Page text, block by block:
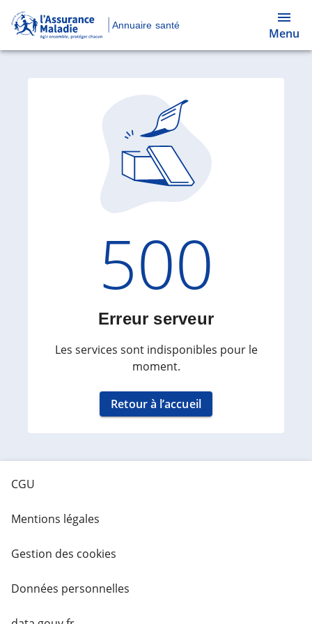
Annuaire santé
Menu
Code
500
Erreur serveur
Les services sont indisponibles pour le
moment.
Retour à l’accueil
CGU
Mentions légales
Gestion des cookies
Données personnelles